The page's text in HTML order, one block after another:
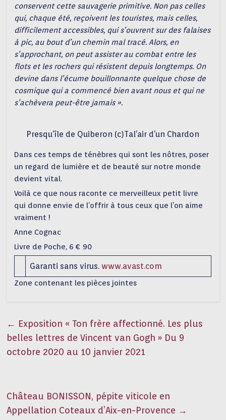
conservent cette sauvagerie primitive. Non pas celles
qui, chaque été, reçoivent les touristes, mais celles,
difficilement accessibles, qui s’ouvrent sur des falaises
à pic, au bout d’un chemin mal tracé. Alors, en
s’approchant, on peut assister au combat entre les
flots et les rochers qui résistent depuis longtemps. On
devine dans l’écume bouillonnante quelque chose de
cosmique qui a commencé bien avant nous et qui ne
s’achèvera peut-être jamais ».
Presqu’île de Quiberon (c)Tal’air d’un Chardon
Dans ces temps de ténèbres qui sont les nôtres, poser
un regard de lumière et de beauté sur notre monde
devient vital.
Voilà ce que nous raconte ce merveilleux petit livre
qui donne envie de l’offrir à tous ceux que l’on aime
vraiment !
Anne Cognac
Livre de Poche, 6 € 90
Garanti sans virus.www.avast.com
Zone contenant les pièces jointes
← Exposition « Ton frère affectionné. Les plus
belles lettres de Vincent van Gogh » Du 9
octobre 2020 au 10 janvier 2021
Château BONISSON, pépite viticole en
Appellation Coteaux d’Aix-en-Provence →